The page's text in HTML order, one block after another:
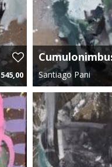
p.m.
Santiago Pani
140 cm x 140 cm